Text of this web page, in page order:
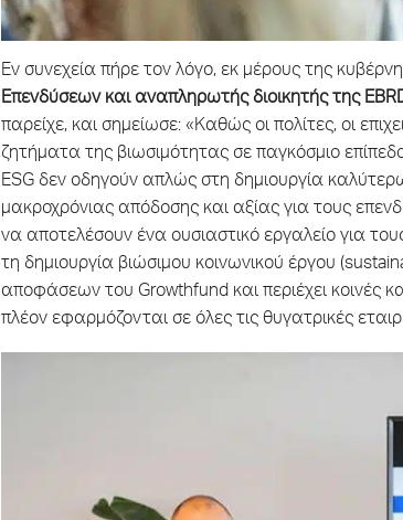
Εν συνεχεία πήρε τον λόγο, εκ μέρους της
Επενδύσεων και αναπληρωτής διοικητής της
παρείχε, και σημείωσε: «Καθώς οι πολίτες, οι
ζητήματα της βιωσιμότητας σε παγκόσμιο
ESG δεν οδηγούν απλώς στη δημιουργία
μακροχρόνιας απόδοσης και αξίας για τους
να αποτελέσουν ένα ουσιαστικό εργαλείο για
τη δημιουργία βιώσιμου κοινωνικού έργου
αποφάσεων του Growthfund και περιέχει κοινές
πλέον εφαρμόζονται σε όλες τις θυγατρικές